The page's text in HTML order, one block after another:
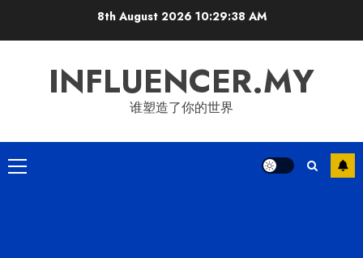
8th August 2026 10:29:39 AM
INFLUENCER.MY
谁塑造了你的世界
Primary